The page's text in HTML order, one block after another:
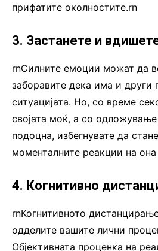
прифатите околностите.rn
3. Застанете и
rnСилните емоции можат да
заборавите дека има и други
ситуацијата. Но, со време
својата моќ, а со
подоцна, избегнувате да
моменталните реакции на
4. Когнитивно
rnКогнитивното
одделите вашите лични
Објективната проценка на